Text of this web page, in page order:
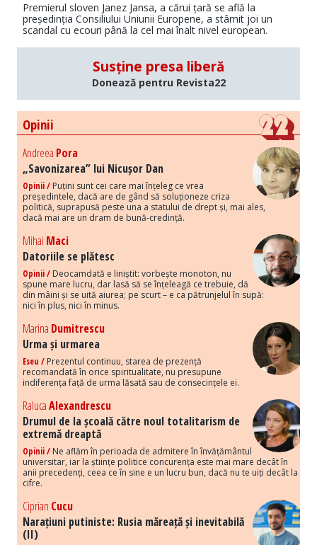
Premierul sloven Janez Jansa, a cărui țară se află la
președinția Consiliului Uniunii Europene, a stârnit joi un
scandal cu ecouri până la cel mai înalt nivel european.
Susține presa liberă
Donează pentru Revista22
Opinii
Andreea Pora
„Savonizarea” lui Nicușor Dan
Opinii / Puțini sunt cei care mai înțeleg ce vrea
președintele, dacă are de gând să soluționeze criza
politică, suprapusă peste una a statului de drept și, mai ales,
dacă mai are un dram de bună-credință.
Mihai Maci
Datoriile se plătesc
Opinii / Deocamdată e liniștit: vorbește monoton, nu
spune mare lucru, dar lasă să se înțeleagă ce trebuie, dă
din mâini și se uită aiurea; pe scurt – e ca pătrunjelul în supă:
nici în plus, nici în minus.
Marina Dumitrescu
Urma și urmarea
Eseu / Prezentul continuu, starea de prezență
recomandată în orice spiritualitate, nu presupune
indiferența față de urma lăsată sau de consecințele ei.
RalucaAlexandrescu
Drumul de la școală către noul totalitarism de
extremă dreaptă
Opinii / Ne aflăm în perioada de admitere în învățământul
universitar, iar la științe politice concurența este mai mare decât în
anii precedenți, ceea ce în sine e un lucru bun, dacă nu te uiți decât la
cifre.
Ciprian Cucu
Narațiuni putiniste: Rusia măreață și inevitabilă
(II)